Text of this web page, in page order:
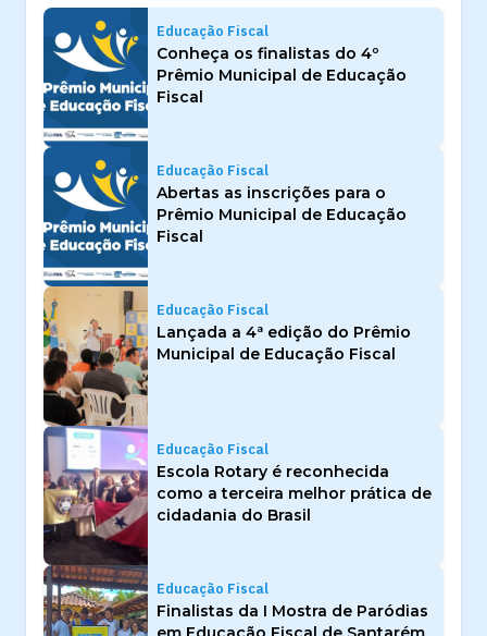
Educação Fiscal
Conheça os finalistas do 4º
Prêmio Municipal de Educação
Fiscal
Educação Fiscal
Abertas as inscrições para o
Prêmio Municipal de Educação
Fiscal
Educação Fiscal
Lançada a 4ª edição do Prêmio
Municipal de Educação Fiscal
Educação Fiscal
Escola Rotary é reconhecida
como a terceira melhor prática de
cidadania do Brasil
Educação Fiscal
Finalistas da I Mostra de Paródias